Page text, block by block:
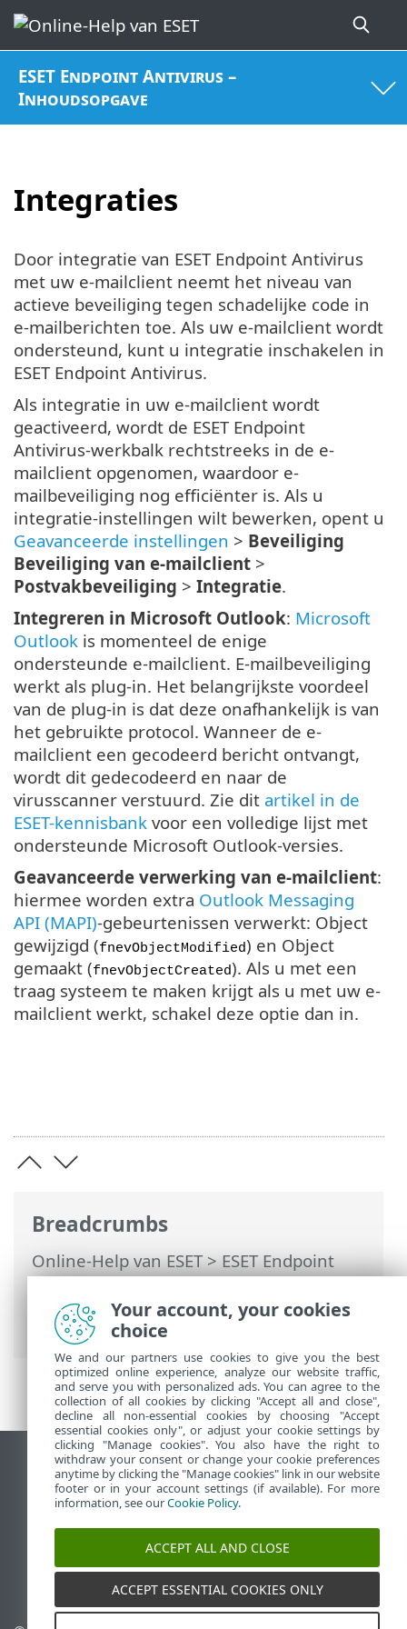
ESET Endpoint Antivirus –
Inhoudsopgave
Integraties
Breadcrumbs
Online-Help van ESET>ESET Endpoint
Antivirus>Geavanceerde instellingen>
Beveiliging>Beveiliging van e-mailclient
Postvakbeveiliging > Integraties
Door integratie van ESET Endpoint Antivirus
met uw e-mailclient neemt het niveau van
actieve beveiliging tegen schadelijke code in
e-mailberichten toe. Als uw e-mailclient wordt
ondersteund, kunt u integratie inschakelen in
ESET Endpoint Antivirus.
Als integratie in uw e-mailclient wordt
geactiveerd, wordt de ESET Endpoint
Antivirus-werkbalk rechtstreeks in de e-
mailclient opgenomen, waardoor e-
mailbeveiliging nog efficiënter is. Als u
integratie-instellingen wilt bewerken, opent u
Geavanceerde instellingen > Beveiliging
Beveiliging van e-mailclient >
Postvakbeveiliging > Integratie.
Integreren in Microsoft Outlook: Microsoft
Outlook is momenteel de enige
ondersteunde e-mailclient. E-mailbeveiliging
werkt als plug-in. Het belangrijkste voordeel
van de plug-in is dat deze onafhankelijk is van
het gebruikte protocol. Wanneer de e-
mailclient een gecodeerd bericht ontvangt,
wordt dit gedecodeerd en naar de
virusscanner verstuurd. Zie dit artikel in de
ESET-kennisbank voor een volledige lijst met
ondersteunde Microsoft Outlook-versies.
Geavanceerde verwerking van e-mailclient:
hiermee worden extra Outlook Messaging
API (MAPI)-gebeurtenissen verwerkt: Object
gewijzigd (fnevObjectModified) en Object
gemaakt (fnevObjectCreated). Als u met een
traag systeem te maken krijgt als u met uw e-
mailclient werkt, schakel deze optie dan in.
Bureaubladwebsite weergeven
End of Life
ESET Kennisbank
ESET-forum
ESET Status Portal
Regionale ondersteuning
Your account, your cookies
choice
We and our partners use cookies to give you the best
optimized online experience, analyze our website traffic,
and serve you with personalized ads. You can agree to the
collection of all cookies by clicking "Accept all and close",
decline all non-essential cookies by choosing "Accept
essential cookies only", or adjust your cookie settings by
clicking "Manage cookies". You also have the right to
withdraw your consent or change your cookie preferences
anytime by clicking the "Manage cookies" link in our website
footer or in your account settings (if available). For more
information, see ourCookie Policy.
ACCEPT ALL AND CLOSE
ACCEPT ESSENTIAL COOKIES ONLY